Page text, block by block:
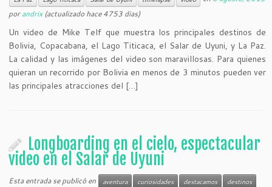
porandrix(actualizado hace 4753 dias)
Un video de Mike Telf que muestra los principales destinos de
Bolivia, Copacabana, el Lago Titicaca, el Salar de Uyuni, y La Paz.
La calidad y las imágenes del video son maravillosas. Para quienes
quieran un recorrido por Bolivia en menos de 3 minutos pueden ver
las principales atracciones del […]
Longboarding en el cielo, espectacular
video en el Salar de Uyuni
Esta entrada se publicó en aventura curiosidades destacamos
destinos